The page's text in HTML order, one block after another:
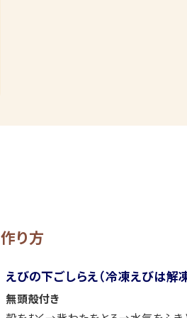
作り方
えびの下ごしらえ（冷凍えびは解
無頭殻付き